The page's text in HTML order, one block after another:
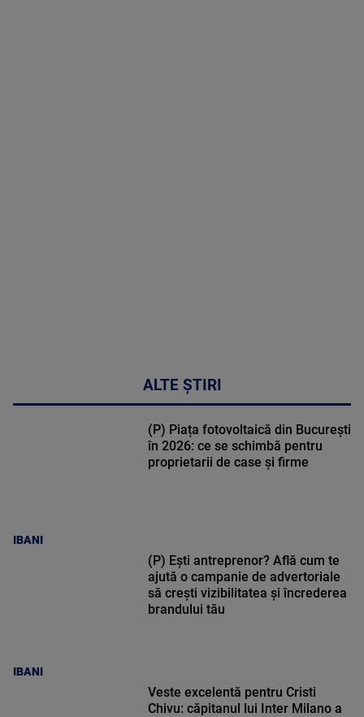
ALTE ȘTIRI
IBANI
(P) Piața fotovoltaică din București
în 2026: ce se schimbă pentru
proprietarii de case și firme
IBANI
(P) Ești antreprenor? Află cum te
ajută o campanie de advertoriale
să crești vizibilitatea și încrederea
brandului tău
Veste excelentă pentru Cristi
Chivu: căpitanul lui Inter Milano a